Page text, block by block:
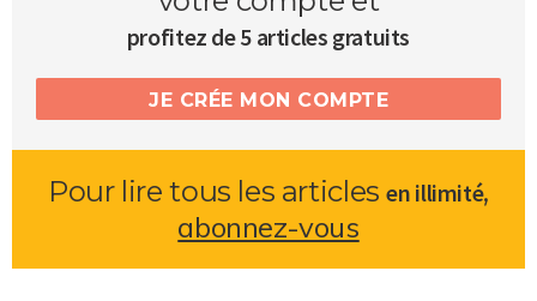
profitez de 5 articles gratuits
JE CRÉE MON COMPTE
Pour lire tous les articlesen illimité,
abonnez-vous